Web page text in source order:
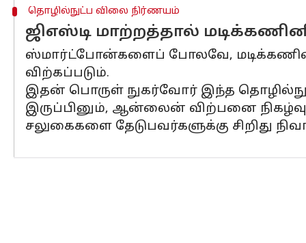
தொழில்நுட்ப விலை நிர்ணயம்
ஜிஎஸ்டி மாற்றத்தால்
ஸ்மார்ட்போன்களைப் போலவே,
விற்கப்படும்.
இதன் பொருள் நுகர்வோர் இந்த
இருப்பினும், ஆன்லைன் விற்பனை
சலுகைகளை தேடுபவர்களுக்கு சிறிது